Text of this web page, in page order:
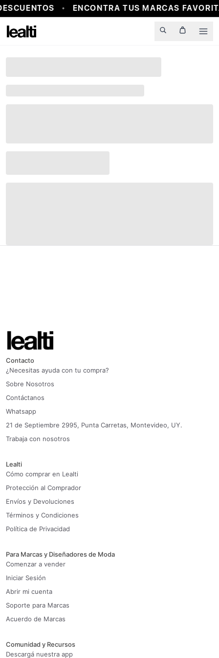
ENCONTRA TUS MARCAS
Contacto
¿Necesitas ayuda con tu compra?
Sobre Nosotros
Contáctanos
Whatsapp
21 de Septiembre 2995, Punta Carretas, Montevideo, UY.
Trabaja con nosotros
Lealti
Cómo comprar en Lealti
Protección al Comprador
Envíos y Devoluciones
Términos y Condiciones
Política de Privacidad
Para Marcas y Diseñadores de Moda
Comenzar a vender
Iniciar Sesión
Abrir mi cuenta
Soporte para Marcas
Acuerdo de Marcas
Comunidad y Recursos
Descargá nuestra app